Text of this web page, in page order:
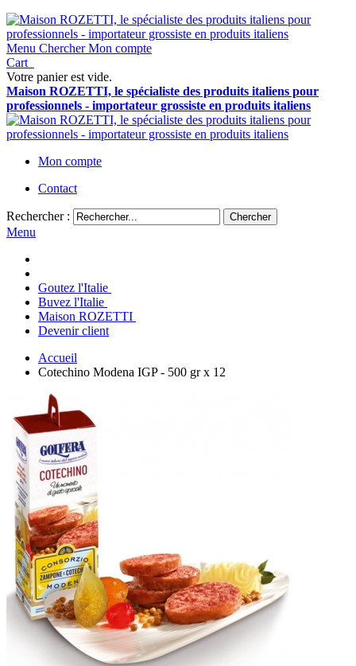
Menu Chercher Mon compte
Cart
Votre panier est vide.
Maison ROZETTI, le spécialiste des produits italiens pour
professionnels - importateur grossiste en produits italiens
Mon compte
Contact
Rechercher : Chercher
Menu
Goutez l'Italie
Buvez l'Italie
Maison ROZETTI
Devenir client
Accueil
Cotechino Modena IGP - 500 gr x 12